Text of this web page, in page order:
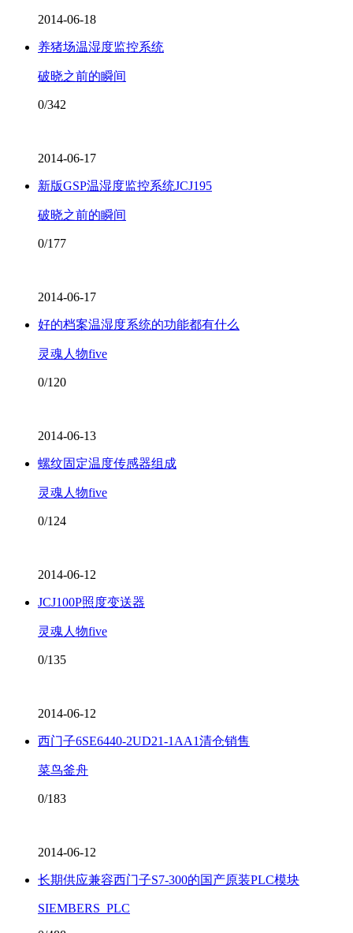
2014-06-18
养猪场温湿度监控系统
破晓之前的瞬间
0/342
2014-06-17
新版GSP温湿度监控系统JCJ195
破晓之前的瞬间
0/177
2014-06-17
好的档案温湿度系统的功能都有什么
灵魂人物five
0/120
2014-06-13
螺纹固定温度传感器组成
灵魂人物five
0/124
2014-06-12
JCJ100P照度变送器
灵魂人物five
0/135
2014-06-12
西门子6SE6440-2UD21-1AA1清仓销售
菜鸟釜舟
0/183
2014-06-12
长期供应兼容西门子S7-300的国产原装PLC模块
SIEMBERS_PLC